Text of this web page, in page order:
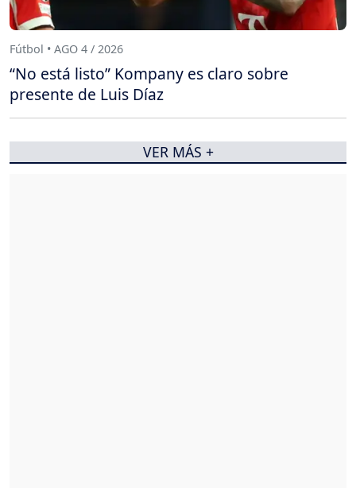
Fútbol • AGO 4 / 2026
“No está listo” Kompany es claro sobre
presente de Luis Díaz
VER MÁS +